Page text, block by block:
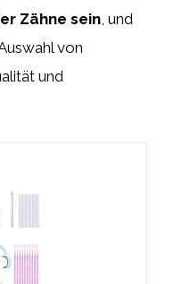
Zähne sein, und
von
und